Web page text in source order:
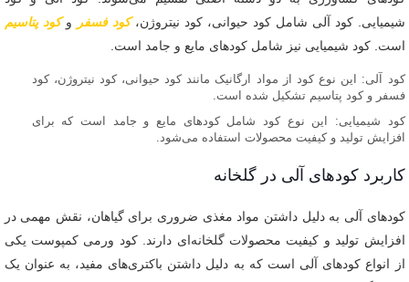
شیمیایی. کود آلی شامل کود حیوانی، کود نیتروژن، کود فسفر وکود پتاسیم
است. کود شیمیایی نیز شامل کودهای مایع و جامد است.
کود آلی: این نوع کود از مواد ارگانیک مانند کود حیوانی، کود نیتروژن، کود
فسفر و کود پتاسیم تشکیل شده است.
کود شیمیایی: این نوع کود شامل کودهای مایع و جامد است که برای
افزایش تولید و کیفیت محصولات استفاده می‌شود.
کاربرد کودهای آلی در گلخانه
کودهای آلی به دلیل داشتن مواد مغذی ضروری برای گیاهان، نقش مهمی در
افزایش تولید و کیفیت محصولات گلخانه‌ای دارند. کود ورمی کمپوست یکی
از انواع کودهای آلی است که به دلیل داشتن باکتری‌های مفید، به عنوان یک